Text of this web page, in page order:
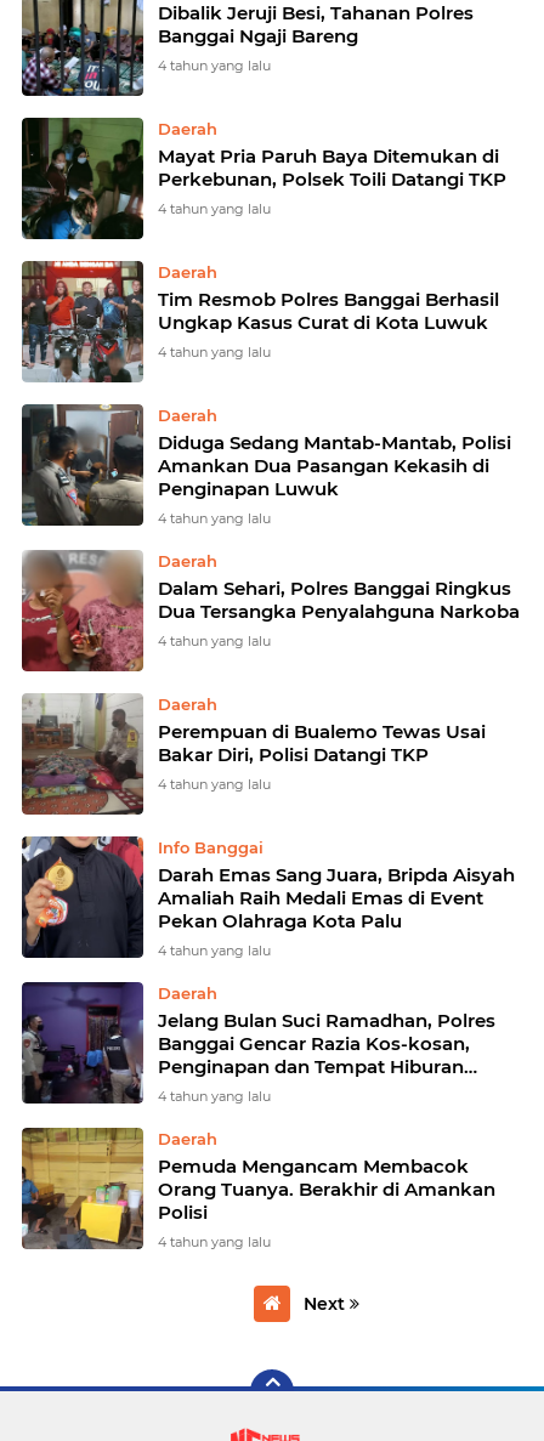
Dibalik Jeruji Besi, Tahanan Polres
Banggai Ngaji Bareng
4 tahun yang lalu
Daerah
Mayat Pria Paruh Baya Ditemukan di
Perkebunan, Polsek Toili Datangi TKP
4 tahun yang lalu
Daerah
Tim Resmob Polres Banggai Berhasil
Ungkap Kasus Curat di Kota Luwuk
4 tahun yang lalu
Daerah
Diduga Sedang Mantab-Mantab, Polisi
Amankan Dua Pasangan Kekasih di
Penginapan Luwuk
4 tahun yang lalu
Daerah
Dalam Sehari, Polres Banggai Ringkus
Dua Tersangka Penyalahguna Narkoba
4 tahun yang lalu
Daerah
Perempuan di Bualemo Tewas Usai
Bakar Diri, Polisi Datangi TKP
4 tahun yang lalu
Info Banggai
Darah Emas Sang Juara, Bripda Aisyah
Amaliah Raih Medali Emas di Event
Pekan Olahraga Kota Palu
4 tahun yang lalu
Daerah
Jelang Bulan Suci Ramadhan, Polres
Banggai Gencar Razia Kos-kosan,
Penginapan dan Tempat Hiburan
Malam
4 tahun yang lalu
Daerah
Pemuda Mengancam Membacok
Orang Tuanya. Berakhir di Amankan
Polisi
4 tahun yang lalu
Next